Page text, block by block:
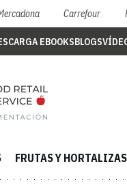
Carrefour
EBOOKSBLOGS
FRUTAS Y HORTALIZAS